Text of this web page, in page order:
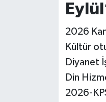
2026
Kültür
Diyanet
Din
2026-
Televizyon